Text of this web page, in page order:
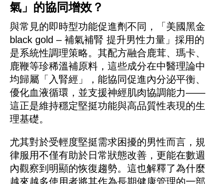
氣」的協同增效？
與常見的即時型功能促進劑不同，「美國黑金
black gold – 補氣補腎 提升男性力量」採用的
是系統性調理策略。其配方融合鹿茸、瑪卡、
鹿鞭等珍稀溫補原料，這些成分在中醫理論中
均歸屬「入腎經」，能協同促進內分泌平衡、
優化血液循環，並支援神經肌肉協調能力——
這正是維持穩定堅挺功能與高品質性表現的生
理基礎。
尤其對於受輕度堅挺需求困擾的男性而言，規
律服用不僅有助於日常狀態改善，更能在數週
內觀察到明顯的恢復趨勢。這也解釋了為什麼
越來越多使用者將其作為長期健康管理的一部